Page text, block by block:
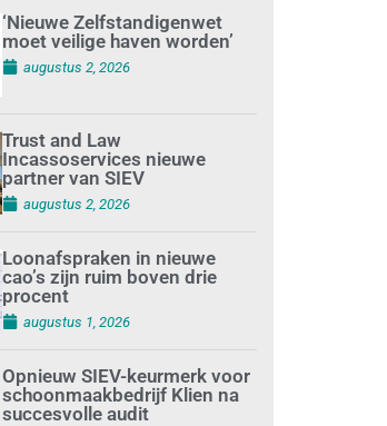
‘Nieuwe Zelfstandigenwet
moet veilige haven worden’
augustus 2, 2026
Trust and Law
Incassoservices nieuwe
partner van SIEV
augustus 2, 2026
Loonafspraken in nieuwe
cao’s zijn ruim boven drie
procent
augustus 1, 2026
Opnieuw SIEV-keurmerk voor
schoonmaakbedrijf Klien na
succesvolle audit